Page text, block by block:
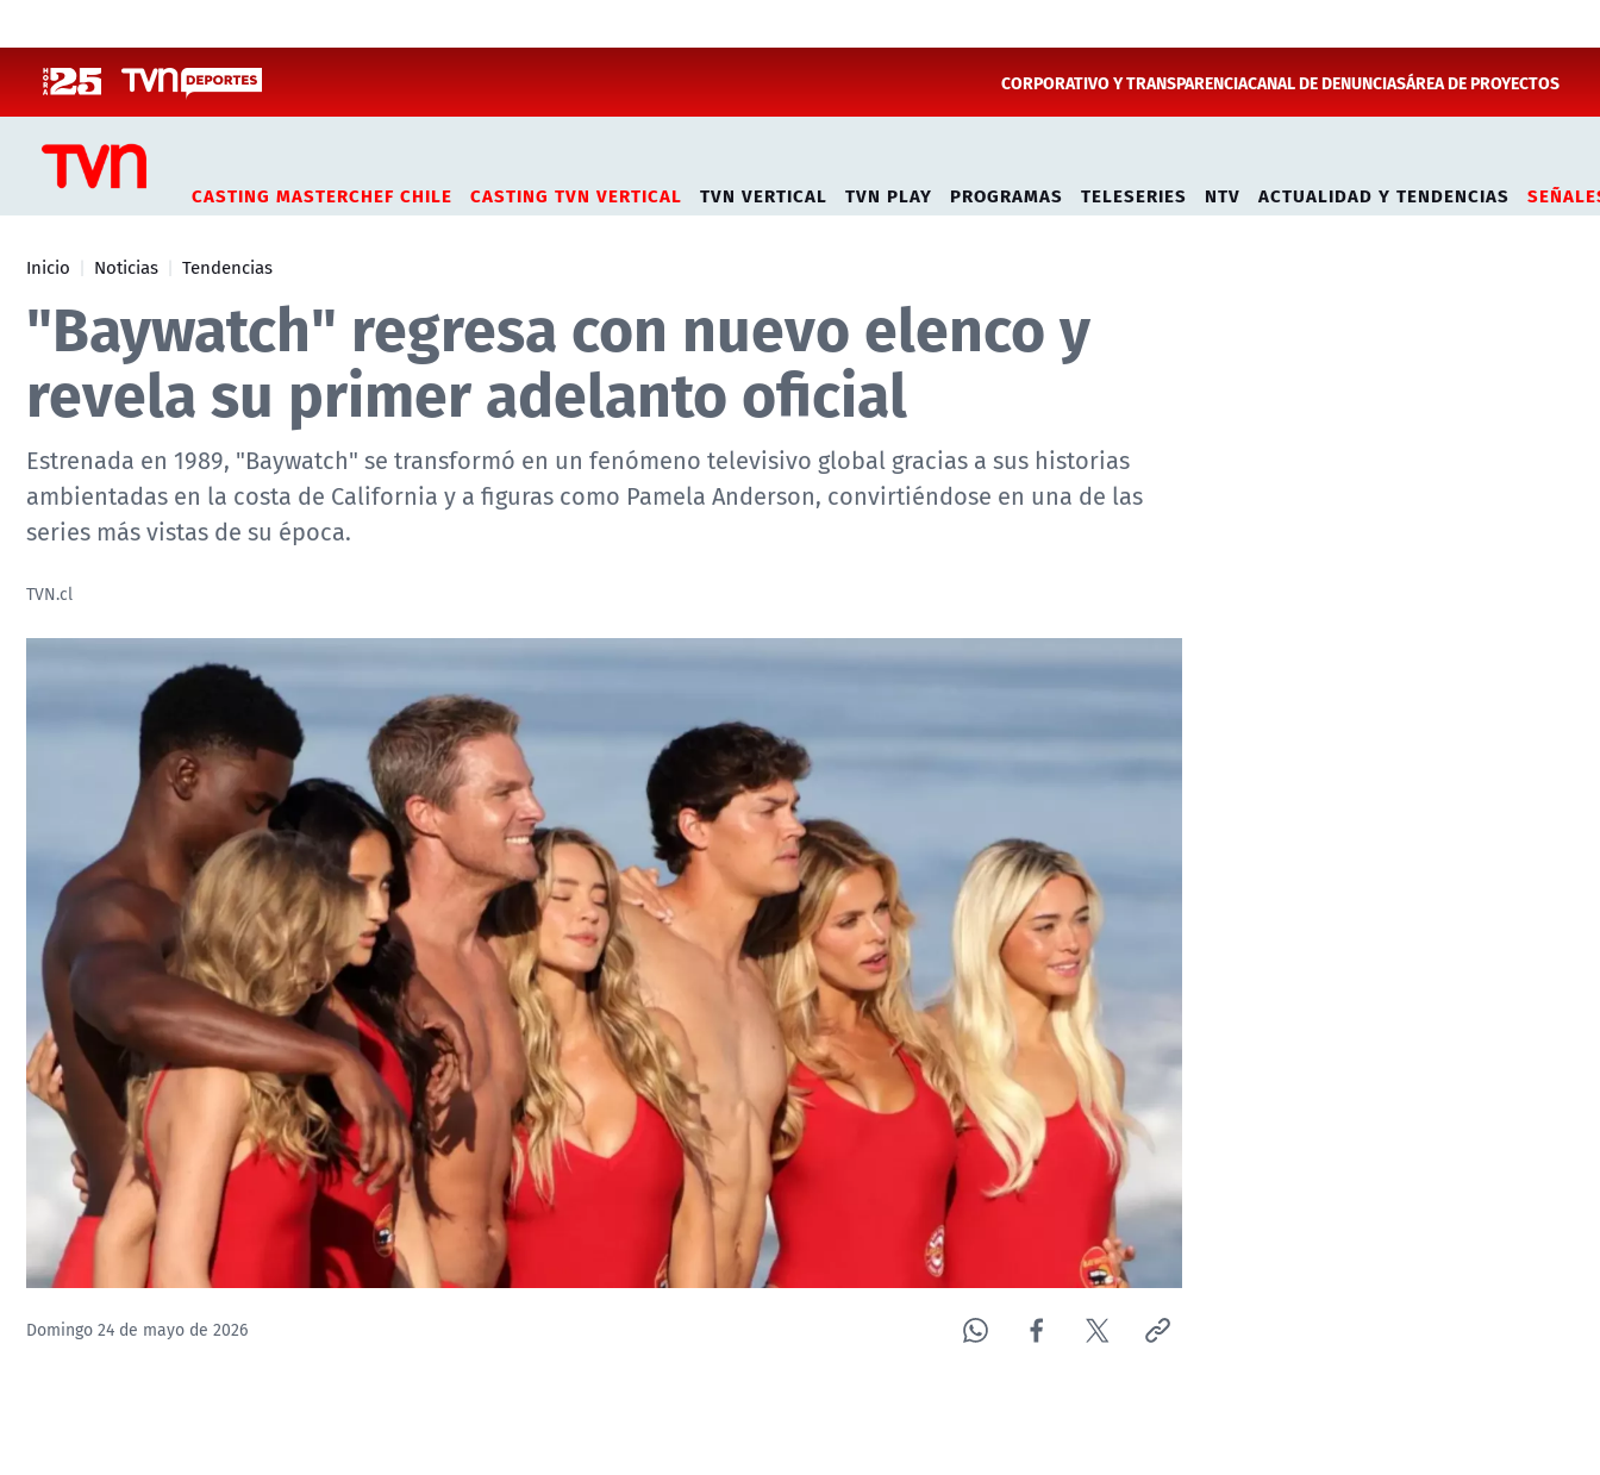
CORPORATIVO Y TRANSPARENCIACANAL DE DENUNCIASÁREA DE PROYECTOS
CASTING MASTERCHEF CHILE CASTING TVN VERTICAL TVN VERTICAL TVN PLAY PROGRAMAS TELESERIES NTV ACTUALIDAD Y TENDENCIAS
Inicio Noticias Tendencias
"Baywatch" regresa con nuevo elenco y
revela su primer adelanto oficial
Estrenada en 1989, "Baywatch" se transformó en un fenómeno televisivo global gracias a sus historias
ambientadas en la costa de California y a figuras como Pamela Anderson, convirtiéndose en una de las
series más vistas de su época.
TVN.cl
Domingo 24 de mayo de 2026